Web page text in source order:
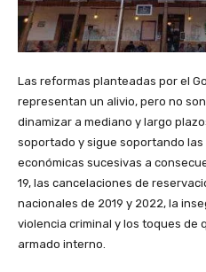
Las reformas planteadas por el
representan un alivio, pero no
dinamizar a mediano y largo
soportado y sigue soportando
económicas sucesivas a
19, las cancelaciones de
nacionales de 2019 y 2022, la
violencia criminal y los toques de
armado interno.